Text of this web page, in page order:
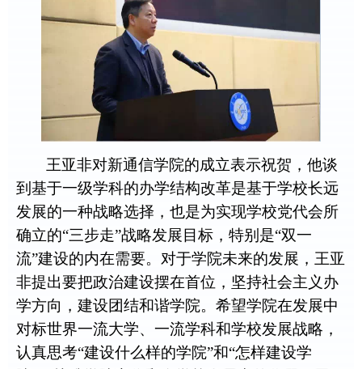
王亚非对新通信学院的成立表示祝贺，他谈
到基于一级学科的办学结构改革是基于学校长远
发展的一种战略选择，也是为实现学校党代会所
确立的“三步走”战略发展目标，特别是“双一
流”建设的内在需要。对于学院未来的发展，王亚
非提出要把政治建设摆在首位，坚持社会主义办
学方向，建设团结和谐学院。希望学院在发展中
对标世界一流大学、一流学科和学校发展战略，
认真思考“建设什么样的学院”和“怎样建设学